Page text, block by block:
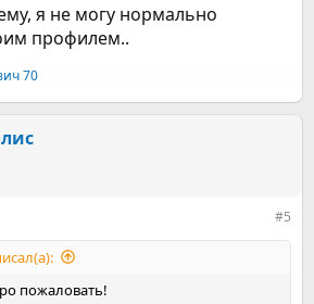
я не могу нормально
профилем..
70
#5
пожаловать!